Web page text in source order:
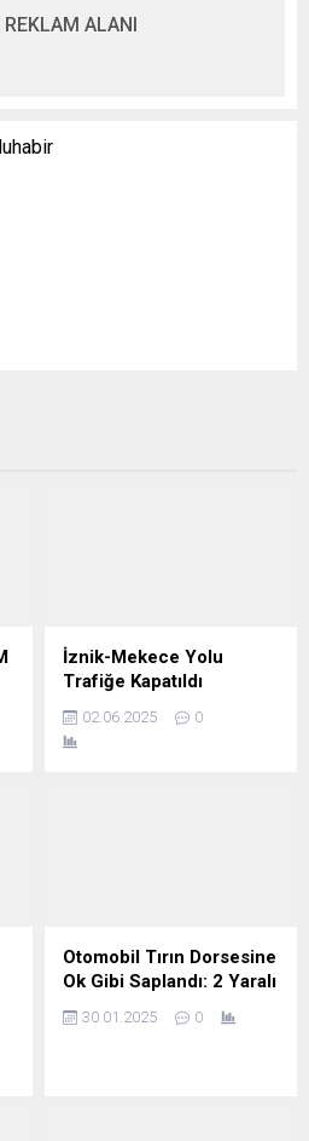
ALANI
İznik-Mekece Yolu
Trafiğe Kapatıldı
02.06.2025 0
Otomobil Tırın Dorsesine
Ok Gibi Saplandı: 2 Yaralı
30.01.2025 0